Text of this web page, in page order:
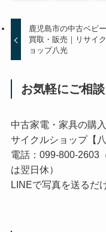
鹿児島市の中古ベビ
買取・販売｜リサイ
ョップ八光
お気軽にご相談
中古家電・家具の購
サイクルショップ【八
電話：099-800-2603
は翌日休）
LINEで写真を送るだ